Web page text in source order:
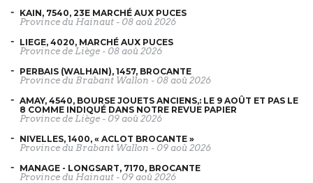
KAIN, 7540, 23E MARCHÉ AUX PUCES
Province du Hainaut - 08 aoû 2026
LIEGE, 4020, MARCHÉ AUX PUCES
Province de Liège - 08 aoû 2026
PERBAIS (WALHAIN), 1457, BROCANTE
Province du Brabant Wallon - 08 aoû 2026
AMAY, 4540, BOURSE JOUETS ANCIENS,: LE 9 AOÛT ET PAS LE
8 COMME INDIQUÉ DANS NOTRE REVUE PAPIER
Province de Liège - 09 aoû 2026
NIVELLES, 1400, « ACLOT BROCANTE »
Province du Brabant Wallon - 09 aoû 2026
MANAGE - LONGSART, 7170, BROCANTE
Province du Hainaut - 09 aoû 2026